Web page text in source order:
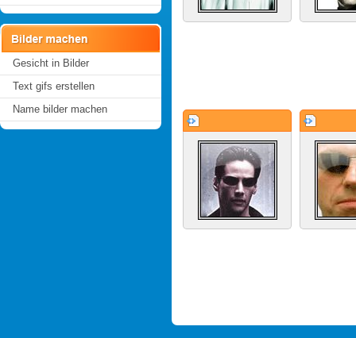
Gesicht in Bilder
Text gifs erstellen
Name bilder machen